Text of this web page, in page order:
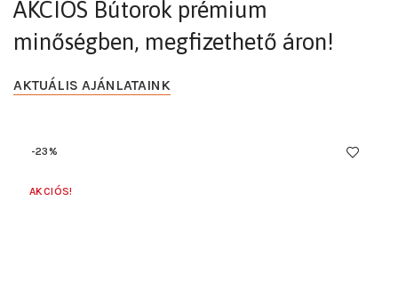
AKCIÓS Bútorok prémium
minőségben, megfizethető áron!
AKTUÁLIS AJÁNLATAINK
-23%
AKCIÓS!